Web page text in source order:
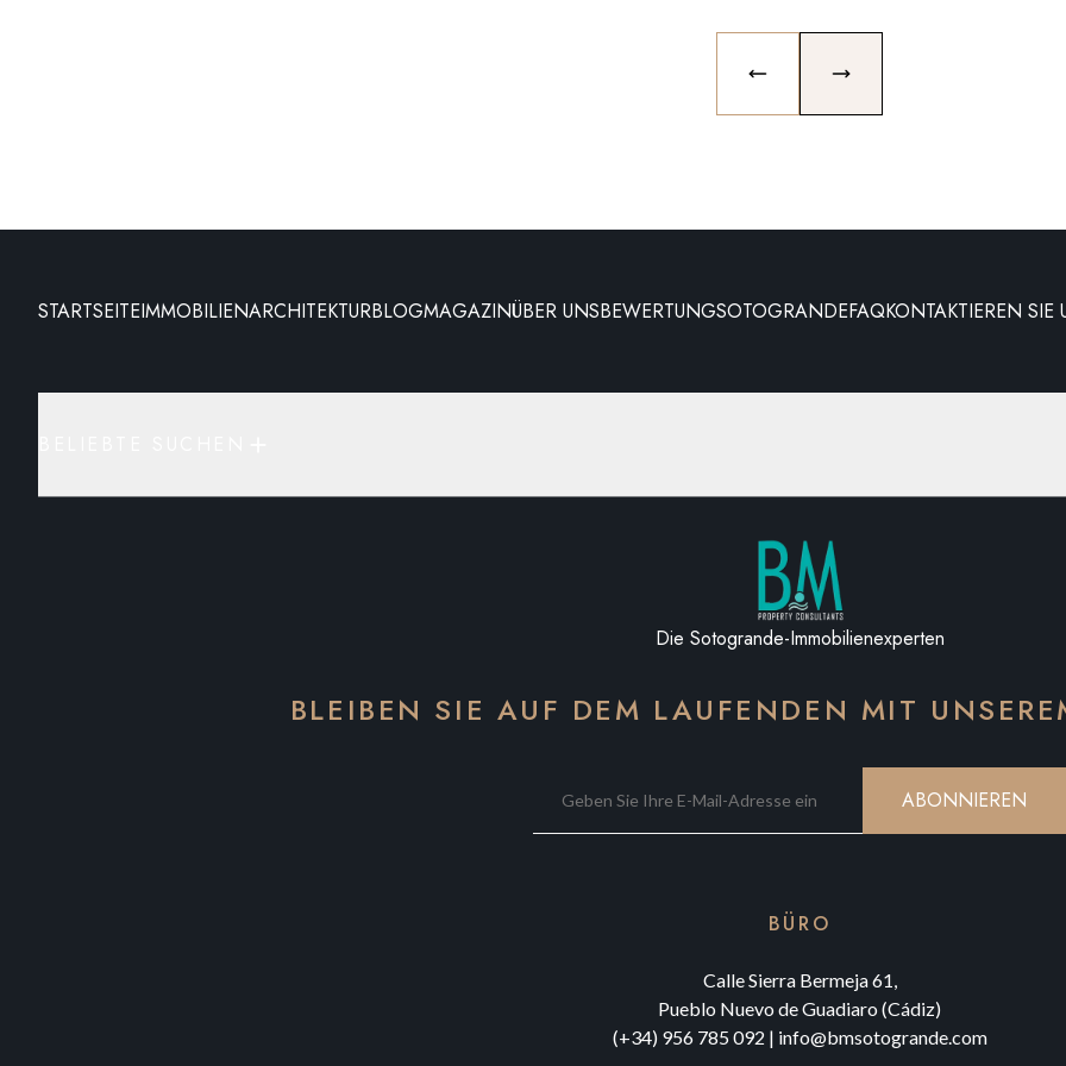
PREVIOUS SLIDENEXT SLIDE
STARTSEITEIMMOBILIENARCHITEKTURBLOGMAGAZINÜBER UNSBEWERTUNGSOTOGRANDEFAQKONTAKTIEREN SIE
Die Sotogrande-Immobilienexperten
BLEIBEN SIE AUF DEM LAUFENDEN MIT
ABONNIEREN
BÜRO
Calle Sierra Bermeja 61,
Pueblo Nuevo de Guadiaro (Cádiz)
(+34) 956 785 092 | info@bmsotogrande.com